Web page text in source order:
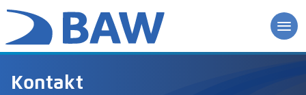
Kontakt